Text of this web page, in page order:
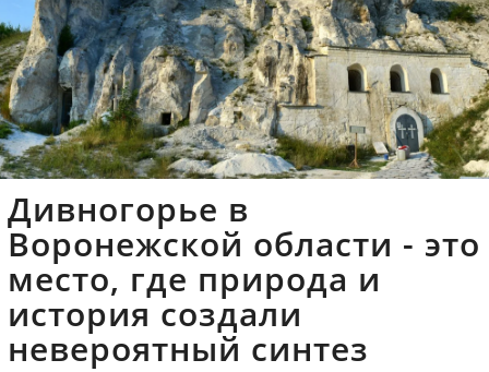
Дивногорье в
Воронежской области - это
место, где природа и
история создали
невероятный синтез